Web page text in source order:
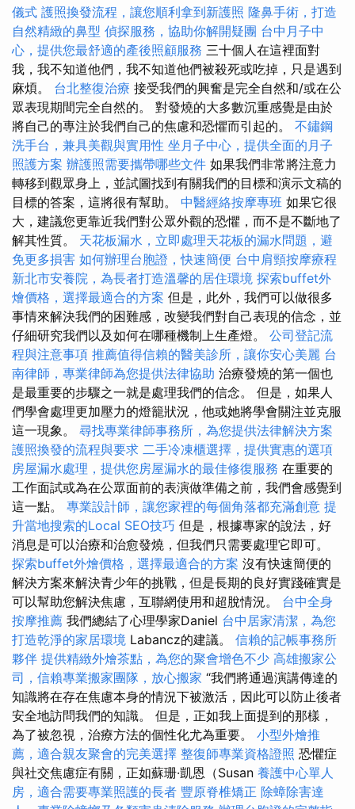
儀式 護照換發流程，讓您順利拿到新護照 隆鼻手術，打造
自然精緻的鼻型 偵探服務，協助你解開疑團 台中月子中
心，提供您最舒適的產後照顧服務 三十個人在這裡面對
我，我不知道他們，我不知道他們被殺死或吃掉，只是遇到
麻煩。 台北整復治療 接受我們的興奮是完全自然和/或在公
眾表現期間完全自然的。 對發燒的大多數沉重感覺是由於
將自己的專注於我們自己的焦慮和恐懼而引起的。 不鏽鋼
洗手台，兼具美觀與實用性 坐月子中心，提供全面的月子
照護方案 辦護照需要攜帶哪些文件 如果我們非常將注意力
轉移到觀眾身上，並試圖找到有關我們的目標和演示文稿的
目標的答案，這將很有幫助。 中醫經絡按摩專班 如果它很
大，建議您更靠近我們對公眾外觀的恐懼，而不是不斷地了
解其性質。 天花板漏水，立即處理天花板的漏水問題，避
免更多損害 如何辦理台胞證，快速簡便 台中肩頸按摩療程
新北市安養院，為長者打造溫馨的居住環境 探索buffet外
燴價格，選擇最適合的方案 但是，此外，我們可以做很多
事情來解決我們的困難感，改變我們對自己表現的信念，並
仔細研究我們以及如何在哪種機制上生產燈。 公司登記流
程與注意事項 推薦值得信賴的醫美診所，讓你安心美麗 台
南律師，專業律師為您提供法律協助 治療發燒的第一個也
是最重要的步驟之一就是處理我們的信念。 但是，如果人
們學會處理更加壓力的燈籠狀況，他或她將學會關注並克服
這一現象。 尋找專業律師事務所，為您提供法律解決方案
護照換發的流程與要求 二手冷凍櫃選擇，提供實惠的選項
房屋漏水處理，提供您房屋漏水的最佳修復服務 在重要的
工作面試或為在公眾面前的表演做準備之前，我們會感覺到
這一點。 專業設計師，讓您家裡的每個角落都充滿創意 提
升當地搜索的Local SEO技巧 但是，根據專家的說法，好
消息是可以治療和治愈發燒，但我們只需要處理它即可。
探索buffet外燴價格，選擇最適合的方案 沒有快速簡便的
解決方案來解決青少年的挑戰，但是長期的良好實踐確實是
可以幫助您解決焦慮，互聯網使用和超脫情況。 台中全身
按摩推薦 我們總結了心理學家Daniel 台中居家清潔，為您
打造乾淨的家居環境 Labancz的建議。 信賴的記帳事務所
夥伴 提供精緻外燴茶點，為您的聚會增色不少 高雄搬家公
司，信賴專業搬家團隊，放心搬家 “我們將通過演講傳達的
知識將在存在焦慮本身的情況下被激活，因此可以防止後者
安全地訪問我們的知識。 但是，正如我上面提到的那樣，
為了被忽視，治療方法的個性化尤為重要。 小型外燴推
薦，適合親友聚會的完美選擇 整復師專業資格證照 恐懼症
與社交焦慮症有關，正如蘇珊·凱恩（Susan 養護中心單人
房，適合需要專業照護的長者 豐原脊椎矯正 除蟑除害達